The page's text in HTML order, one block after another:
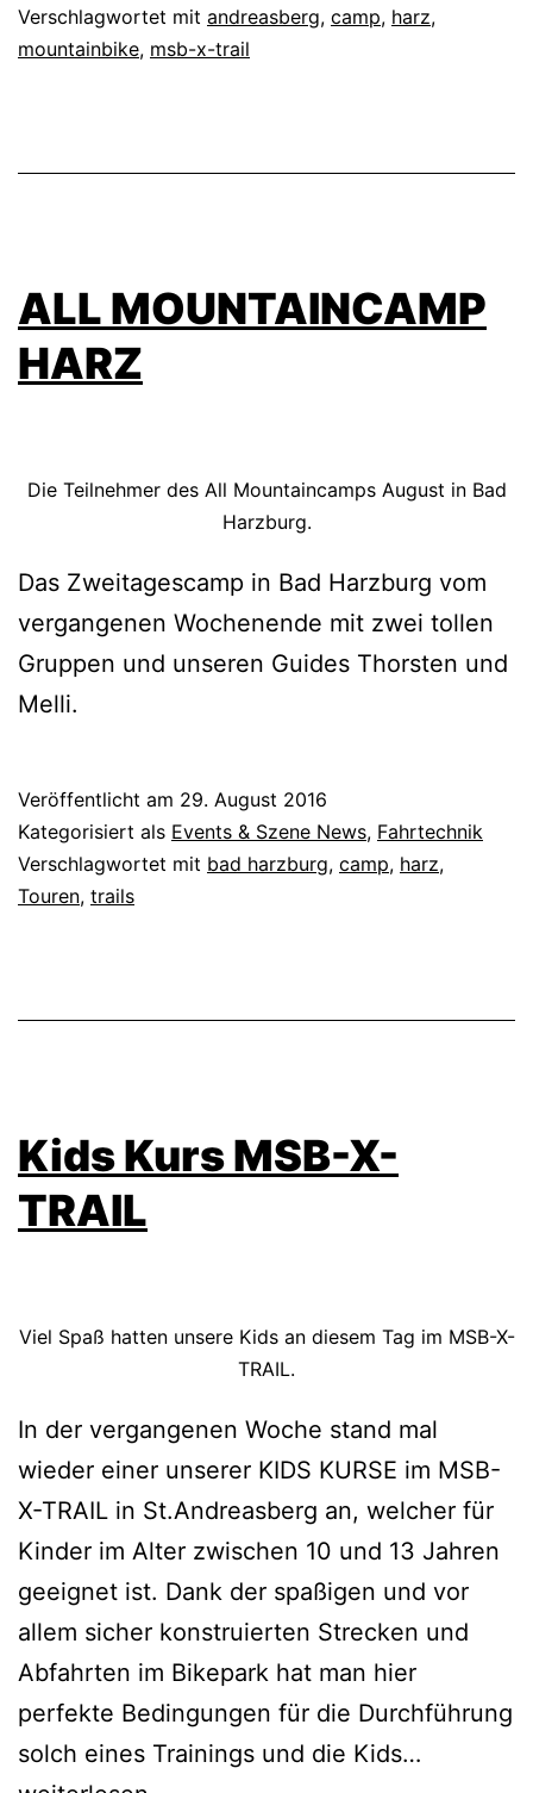
Verschlagwortet mit andreasberg, camp, harz,
mountainbike, msb-x-trail
ALL MOUNTAINCAMP
HARZ
Die Teilnehmer des All Mountaincamps August in Bad
Harzburg.
Das Zweitagescamp in Bad Harzburg vom
vergangenen Wochenende mit zwei tollen
Gruppen und unseren Guides Thorsten und
Melli.
Veröffentlicht am 29. August 2016
Kategorisiert als Events & Szene News, Fahrtechnik
Verschlagwortet mit bad harzburg, camp, harz,
Touren, trails
Kids Kurs MSB-X-
TRAIL
Viel Spaß hatten unsere Kids an diesem Tag im MSB-X-
TRAIL.
In der vergangenen Woche stand mal
wieder einer unserer KIDS KURSE im MSB-
X-TRAIL in St.Andreasberg an, welcher für
Kinder im Alter zwischen 10 und 13 Jahren
geeignet ist. Dank der spaßigen und vor
allem sicher konstruierten Strecken und
Abfahrten im Bikepark hat man hier
perfekte Bedingungen für die Durchführung
solch eines Trainings und die Kids…